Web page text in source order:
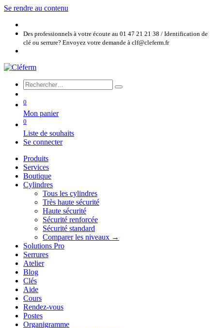
Se rendre au contenu
Des professionnels à votre écoute au 01 47 21 21 38 / Identification de
clé ou serrure? Envoyez votre demande à clf@cleferm.fr
0
Mon panier
0
Liste de souhaits
Se connecter
Produits
Services
Boutique
Cylindres
Tous les cylindres
Très haute sécurité
Haute sécurité
Sécurité renforcée
Sécurité standard
Comparer les niveaux →
Solutions Pro
Serrures
Atelier
Blog
Clés
Aide
Cours
Rendez-vous
Postes
Organigramme